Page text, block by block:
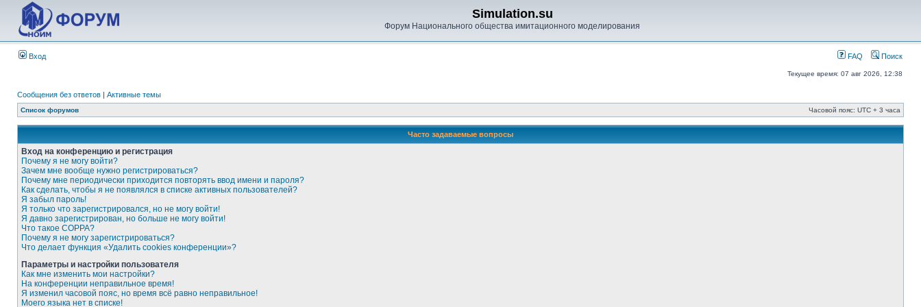
Simulation.su
Форум Национального общества имитационного моделирования
Вход FAQ Поиск
Текущее время: 07 авг 2026, 12:38
Сообщения без ответов | Активные темы
Список форумов Часовой пояс: UTC + 3 часа
Часто задаваемые вопросы
Вход на конференцию и регистрация
Почему я не могу войти?
Зачем мне вообще нужно регистрироваться?
Почему мне периодически приходится повторять ввод имени и пароля?
Как сделать, чтобы я не появлялся в списке активных пользователей?
Я забыл пароль!
Я только что зарегистрировался, но не могу войти!
Я давно зарегистрирован, но больше не могу войти!
Что такое COPPA?
Почему я не могу зарегистрироваться?
Что делает функция «Удалить cookies конференции»?
Параметры и настройки пользователя
Как мне изменить мои настройки?
На конференции неправильное время!
Я изменил часовой пояс, но время всё равно неправильное!
Моего языка нет в списке!